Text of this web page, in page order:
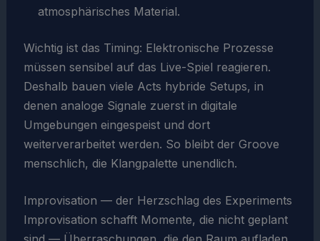
atmosphärisches Material.
Wichtig ist das Timing: Elektronische Prozesse
müssen sensibel auf das Live-Spiel reagieren.
Deshalb bauen viele Acts hybride Setups, in
denen analoge Signale zuerst in digitale
Umgebungen eingespeist und dort
weiterverarbeitet werden. So bleibt der Groove
menschlich, die Klangpalette unendlich.
Improvisation — der Herzschlag des Experiments
Improvisation schafft Momente, die nicht geplant